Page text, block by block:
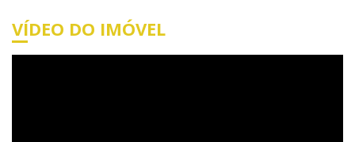
VÍDEO DO IMÓVEL